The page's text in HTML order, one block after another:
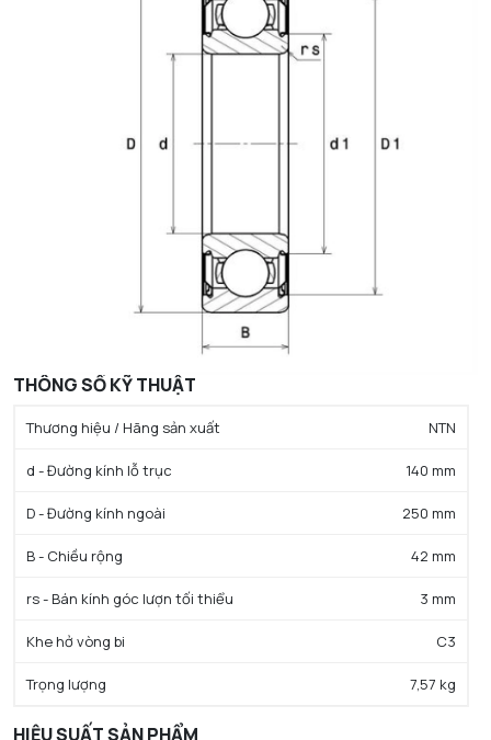
THÔNG SỐ KỸ THUẬT
Thương hiệu / Hãng sản xuất NTN
d - Đường kính lỗ trục 140 mm
D - Đường kính ngoài 250 mm
B - Chiều rộng 42 mm
rs - Bán kính góc lượn tối thiểu 3 mm
Khe hở vòng bi C3
Trọng lượng 7,57 kg
HIỆU SUẤT SẢN PHẨM